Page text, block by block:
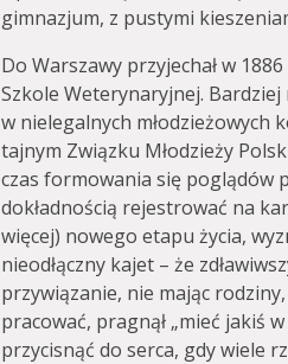
gimnazjum, z pustymi
Do Warszawy przyjechał w
Szkole Weterynaryjnej. Bardziej
w nielegalnych młodzieżowych
tajnym Związku Młodzieży
czas formowania się poglądów
dokładnością rejestrować na
więcej) nowego etapu życia,
nieodłączny kajet – że
przywiązanie, nie mając
pracować, pragnął „mieć jakiś
przycisnąć do serca, gdy wiele